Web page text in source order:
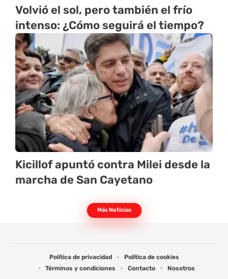
Volvió el sol, pero también el frío
intenso: ¿Cómo seguirá el tiempo?
Kicillof apuntó contra Milei desde la
marcha de San Cayetano
Más Noticias
Política de privacidad
Política de cookies
Términos y condiciones
Contacto Nosotros